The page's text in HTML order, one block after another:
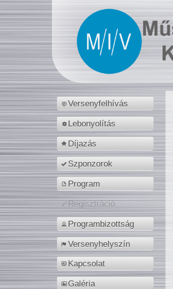
Versenyfelhívás
Lebonyolítás
Díjazás
Szponzorok
Program
Regisztráció
Programbizottság
Versenyhelyszín
Kapcsolat
Galéria